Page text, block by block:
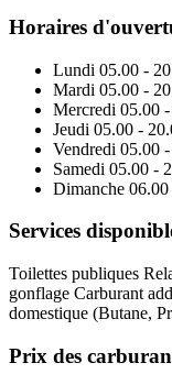
Horaires
Lundi 05.00 -
Mardi 05.00 -
Mercredi 05.00
Jeudi 05.00 -
Vendredi 05.00
Samedi 05.00 -
Dimanche
Services
Toilettes publiques
gonflage Carburant
domestique (Butane,
Prix des